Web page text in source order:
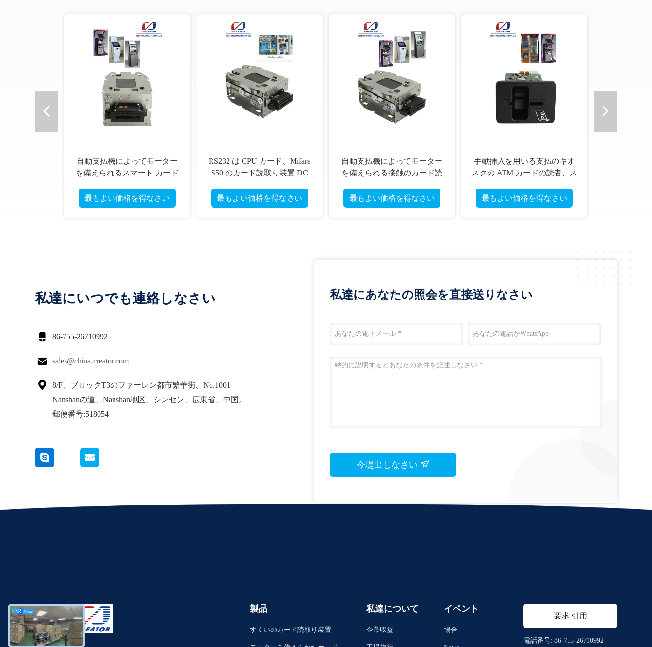
自動支払機によってモーター
を備えられるスマート カード
ードの読者および作家 ISO
最もよい価格を得なさい
RS232 は CPU カード、Mifare
S50 のカード読取り装置 DC
の読者にモーターを備えまし
た
最もよい価格を得なさい
自動支払機によってモーター
を備えられる接触のカード読
SIM のカード読取り装置
ROHS
最もよい価格を得なさい
手動挿入を用いる支払のキオ
スクの ATM カードの読者、ス
最もよい価格を得なさい
私達にいつでも連絡しなさい
 86-755-26710992
 sales@china-creator.com

8/F、ブロックT3のファーレン都市繁華街、No.1001
Nanshanの道、Nanshan地区、シンセン、広東省、中国。
郵便番号:518054
私達にあなたの照会を直接送りなさい
今堤出しなさい
製品
すくいのカード読取り装置
私達について
企業収益
イベント
場合
要求 引用
電話番号: 86-755-26710992